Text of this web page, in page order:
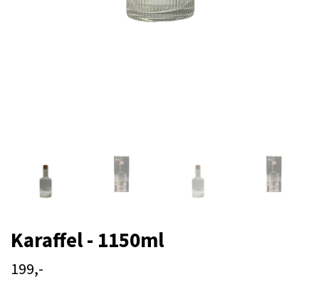
Karaffel - 1150ml
199,-